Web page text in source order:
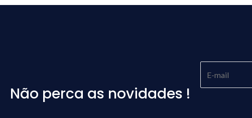
Não perca as novidades !